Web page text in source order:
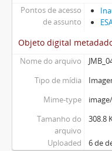
Pontos de acesso
de assunto
Objeto digital
Nome do arquivo
Tipo de mídia
Mime-type
Tamanho do
arquivo
308.8
Uploaded 6 de